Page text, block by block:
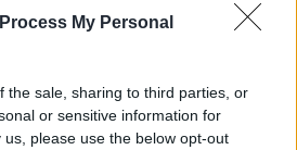
My Personal
the sale, sharing to third parties, or
or sensitive information for
please use the below opt-out